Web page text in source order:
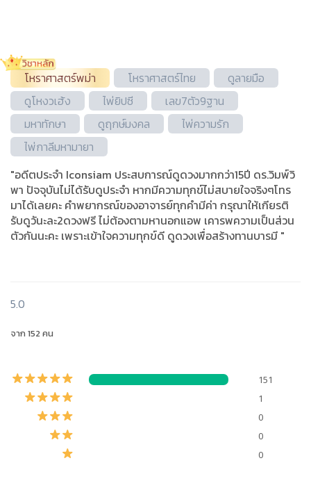
โหราศาสตร์พม่า โหราศาสตร์ไทย
ดูลายมือ
ดูโหงวเฮ้ง
ไพ่ยิปซี
เลข7ตัว9ฐาน
มหาทักษา
ดูฤกษ์มงคล
ไพ่ความรัก
ไพ่กาลีมหามายา
"อดีตประจำ Iconsiam ประสบการณ์ดูดวงมากกว่า15ปี ดร.วิมพ์วิ
พา ปัจจุบันไม่ได้รับดูประจำ หากมีความทุกข์ไม่สบายใจจริงๆโทร
มาได้เลยคะ คำพยากรณ์ของอาจารย์ทุกคำมีค่า กรุณาให้เกียรติ
รับดูวันะละ2ดวงฟรี ไม่ต้องตามหานอกแอพ เคารพความเป็นส่วน
ตัวกันนะคะ เพราะเข้าใจความทุกข์ดี ดูดวงเพื่อสร้างทานบารมี "
5.0
จาก 152 คน
151
1
0
0
0